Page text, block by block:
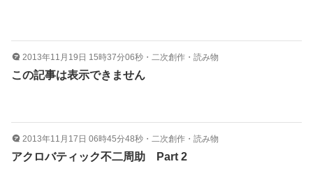
2013年11月19日 15時37分06秒 ・ 二次創作・読み物
この記事は表示できません
2013年11月17日 06時45分48秒 ・ 二次創作・読み物
アクロバティック不二周助 Part 2